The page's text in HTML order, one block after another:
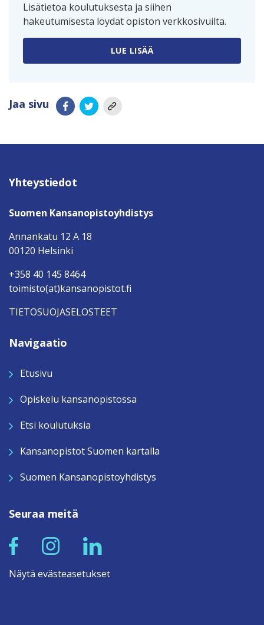
Lisätietoa koulutuksesta ja siihen
hakeutumisesta löydät opiston verkkosivuilta.
LUE LISÄÄ
Jaa sivu
Yhteystiedot
Suomen Kansanopistoyhdistys
Annankatu 12 A 18
00120 Helsinki
+358 40 145 8464
toimisto(at)kansanopistot.fi
TIETOSUOJASELOSTEET
Navigaatio
Etusivu
Opiskelu kansanopistossa
Etsi koulutuksia
Kansanopistot Suomen kartalla
Suomen Kansanopistoyhdistys
Seuraa meitä
Näytä evästeasetukset